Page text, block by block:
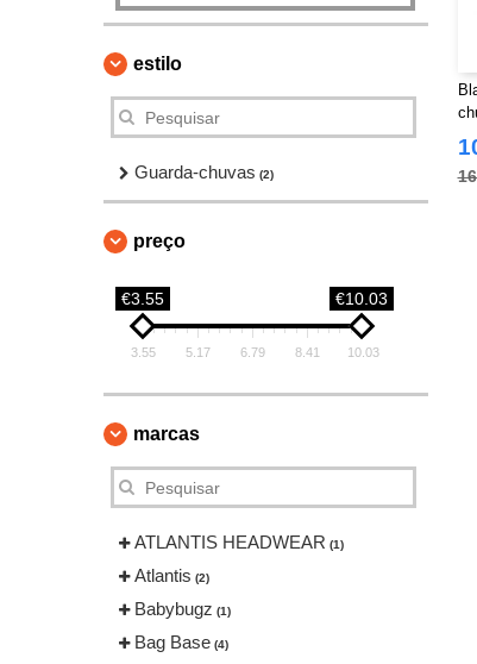
estilo
Guarda-chuvas (2)
preço
€3.55 €10.03
3.55 5.17 6.79 8.41 10.03
marcas
ATLANTIS HEADWEAR (1)
Atlantis (2)
Babybugz (1)
Bag Base (4)